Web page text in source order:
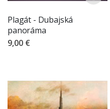
Plagát - Dubajská
panoráma
9,00 €